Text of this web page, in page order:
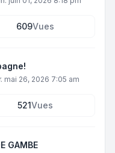
609Vues
mai 26, 2026 7:05 am
521Vues
GAMBE